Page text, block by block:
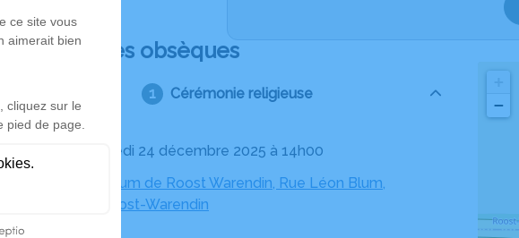
Déroulé des obsèques
Cérémonie religieuse
Le mercredi 24 décembre 2025 à 14h00
Crématorium de Roost Warendin, Rue Léon Blum,
59286 Roost-Warendin
−